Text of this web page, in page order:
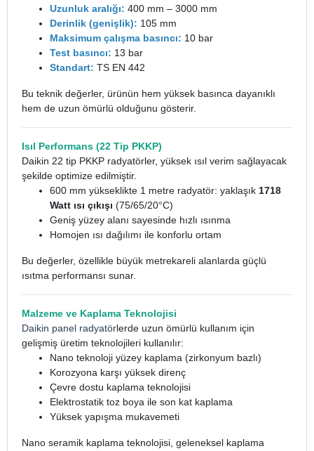
Uzunluk aralığı: 400 mm – 3000 mm
Derinlik (genişlik): 105 mm
Maksimum çalışma basıncı: 10 bar
Test basıncı: 13 bar
Standart: TS EN 442
Bu teknik değerler, ürünün hem yüksek basınca dayanıklı
hem de uzun ömürlü olduğunu gösterir.
Isıl Performans (22 Tip PKKP)
Daikin 22 tip PKKP radyatörler, yüksek ısıl verim sağlayacak
şekilde optimize edilmiştir.
600 mm yükseklikte 1 metre radyatör: yaklaşık 1718
Watt ısı çıkışı (75/65/20°C)
Geniş yüzey alanı sayesinde hızlı ısınma
Homojen ısı dağılımı ile konforlu ortam
Bu değerler, özellikle büyük metrekareli alanlarda güçlü
ısıtma performansı sunar.
Malzeme ve Kaplama Teknolojisi
Daikin panel radyatörlerde uzun ömürlü kullanım için
gelişmiş üretim teknolojileri kullanılır:
Nano teknoloji yüzey kaplama (zirkonyum bazlı)
Korozyona karşı yüksek direnç
Çevre dostu kaplama teknolojisi
Elektrostatik toz boya ile son kat kaplama
Yüksek yapışma mukavemeti
Nano seramik kaplama teknolojisi, geleneksel kaplama